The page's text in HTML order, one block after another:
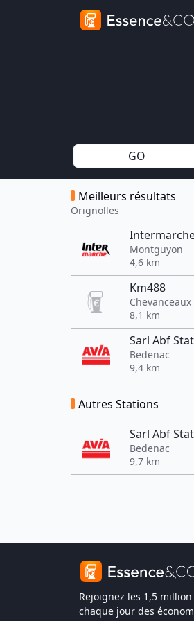
GO
Meilleurs résultats
Orignolles
Montguyon
4,6 km
Km488
Chevanceaux
8,1 km
Sarl Abf
Bedenac
9,4 km
Autres Stations
Sarl Abf
Bedenac
9,7 km
Rejoignez les 1,5
chaque jour des